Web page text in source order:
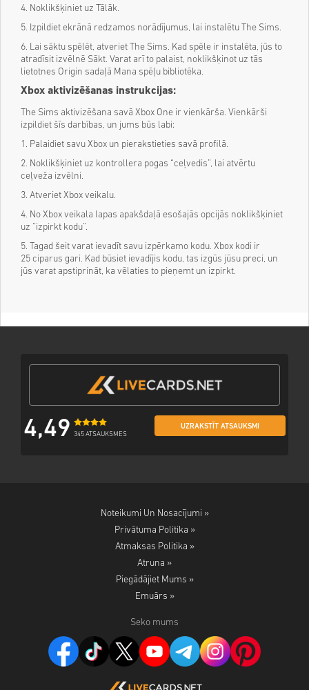
4. Noklikšķiniet uz Tālāk.
5. Izpildiet ekrānā redzamos norādījumus, lai instalētu The Sims.
6. Lai sāktu spēlēt, atveriet The Sims. Kad spēle ir instalēta, jūs to
atradīsit izvēlnē Sākt. Varat arī to palaist, noklikšķinot uz tās
lietotnes Origin sadaļā Mana spēļu bibliotēka.
Xbox aktivizēšanas instrukcijas:
The Sims aktivizēšana savā Xbox One ir vienkārša. Vienkārši
izpildiet šīs darbības, un jums būs labi:
1. Palaidiet savu Xbox un pierakstieties savā profilā.
2. Noklikšķiniet uz kontrollera pogas “ceļvedis”, lai atvērtu
ceļveža izvēlni.
3. Atveriet Xbox veikalu.
4. No Xbox veikala lapas apakšdaļā esošajās opcijās noklikšķiniet
uz “izpirkt kodu”.
5. Tagad šeit varat ievadīt savu izpērkamo kodu. Xbox kodi ir
25 ciparus gari. Kad būsiet ievadījis kodu, tas izgūs jūsu preci, un
jūs varat apstiprināt, ka vēlaties to pieņemt un izpirkt.
4,49 345 ATSAUKSMES
UZRAKSTĪT ATSAUKSMI
Noteikumi Un Nosacījumi »
Privātuma Politika »
Atmaksas Politika »
Atruna »
Piegādājiet Mums »
Emuārs »
Seko mums